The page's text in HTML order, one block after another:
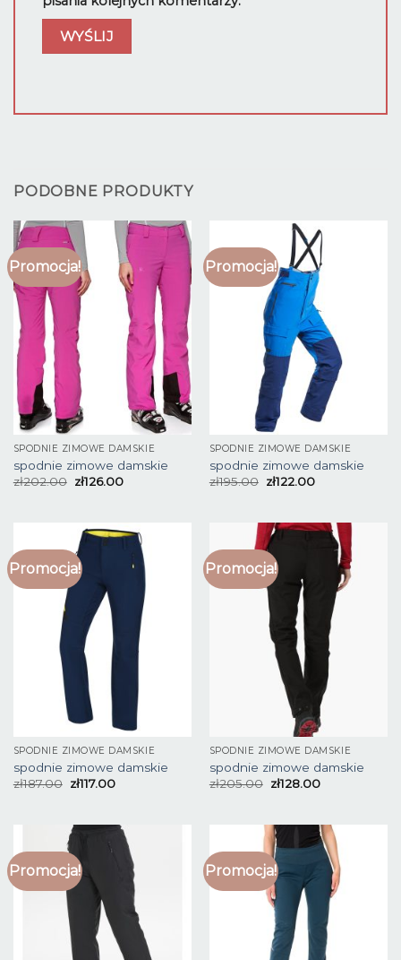
PODOBNE PRODUKTY
Promocja!
SPODNIE ZIMOWE DAMSKIE
spodnie zimowe damskie
zł202.00 zł126.00
Promocja!
SPODNIE ZIMOWE DAMSKIE
spodnie zimowe damskie
zł195.00 zł122.00
Promocja!
SPODNIE ZIMOWE DAMSKIE
spodnie zimowe damskie
zł187.00 zł117.00
Promocja!
SPODNIE ZIMOWE DAMSKIE
spodnie zimowe damskie
zł205.00 zł128.00
Promocja! Promocja!